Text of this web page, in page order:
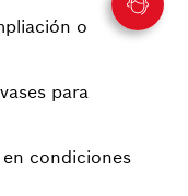
o
para
condiciones